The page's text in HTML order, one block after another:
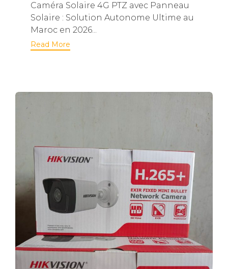
Caméra Solaire 4G PTZ avec Panneau
Solaire : Solution Autonome Ultime au
Maroc en 2026...
Read More